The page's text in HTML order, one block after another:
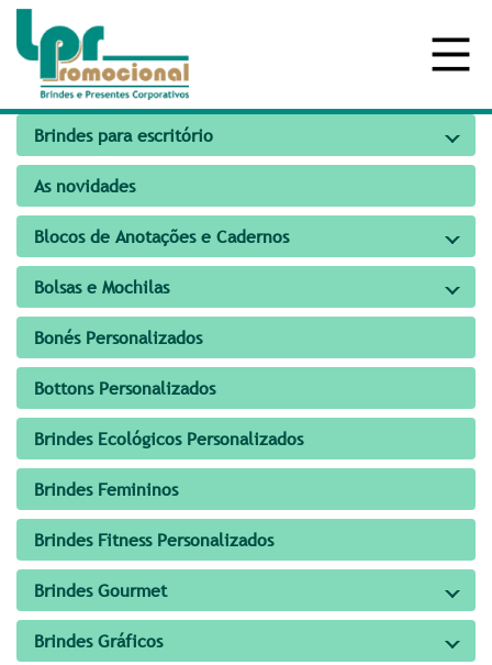
Brindes para escritório
As novidades
Blocos de Anotações e Cadernos
Bolsas e Mochilas
Bonés Personalizados
Bottons Personalizados
Brindes Ecológicos Personalizados
Brindes Femininos
Brindes Fitness Personalizados
Brindes Gourmet
Brindes Gráficos